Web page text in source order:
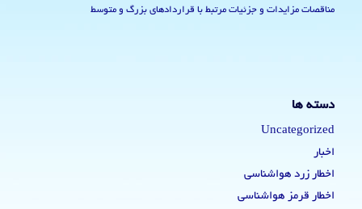
مناقصات مزایدات و جزئیات مرتبط با قراردادهای بزرگ و متوسط
دسته ها
Uncategorized
اخبار
اخطار زرد هواشناسی
اخطار قرمز هواشناسی